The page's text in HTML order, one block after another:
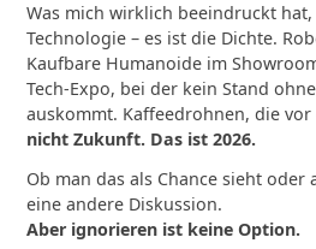
Was mich wirklich beeindruckt
Technologie – es ist die Dichte.
Kaufbare Humanoide im
Tech-Expo, bei der kein Stand
auskommt. Kaffeedrohnen, die
nicht Zukunft. Das ist 2026.
Ob man das als Chance sieht oder
eine andere Diskussion.
Aber ignorieren ist keine Option.